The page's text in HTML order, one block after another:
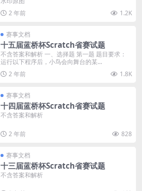
2 年前
1.2K
赛事文档
十五届蓝桥杯Scratch省赛试题
不含答案和解析 一、选择题 第一题 题目要求：
运行以下程序后，小鸟会向舞台的某...
2 年前
1.8K
赛事文档
十四届蓝桥杯Scratch省赛试题
不含答案和解析
2 年前 828
赛事文档
十三届蓝桥杯Scratch省赛试题
不含答案和解析